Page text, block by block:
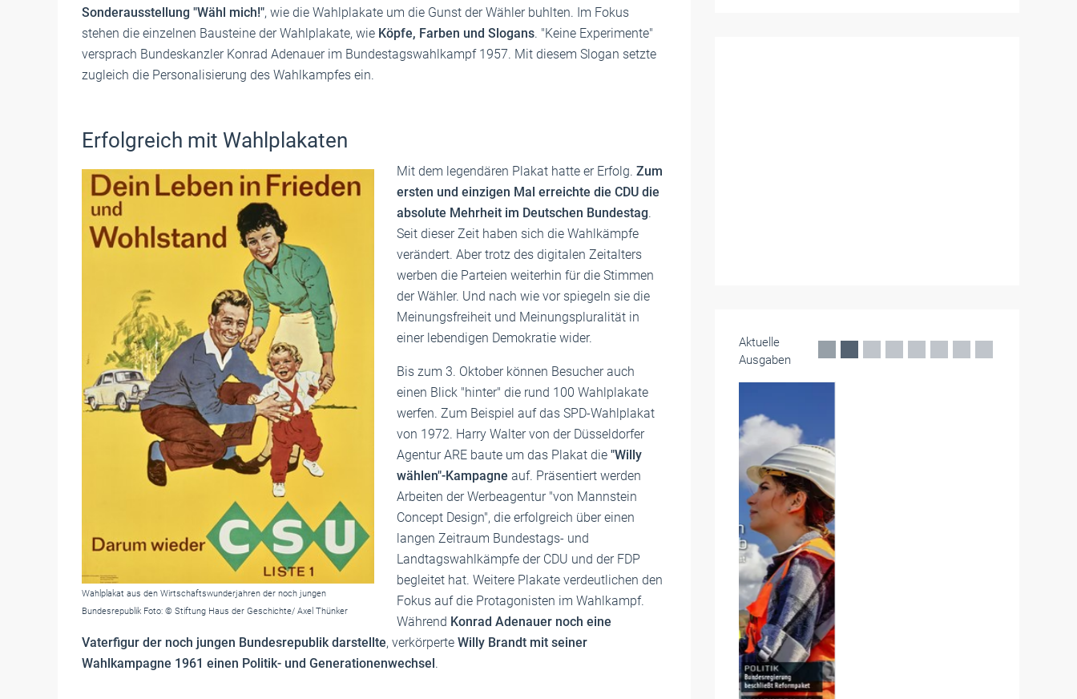
Sonderausstellung "Wähl mich!", wie die Wahlplakate um die Gunst der Wähler buhlten. Im Fokus
stehen die einzelnen Bausteine der Wahlplakate, wie Köpfe, Farben und Slogans. "Keine Experimente"
versprach Bundeskanzler Konrad Adenauer im Bundestagswahlkampf 1957. Mit diesem Slogan setzte
zugleich die Personalisierung des Wahlkampfes ein.
Erfolgreich mit Wahlplakaten
Wahlplakat aus den Wirtschaftswunderjahren der noch jungen
Bundesrepublik Foto: © Stiftung Haus der Geschichte/ Axel Thünker
Mit dem legendären Plakat hatte er Erfolg. Zum
ersten und einzigen Mal erreichte die CDU die
absolute Mehrheit im Deutschen Bundestag.
Seit dieser Zeit haben sich die Wahlkämpfe
verändert. Aber trotz des digitalen Zeitalters
werben die Parteien weiterhin für die Stimmen
der Wähler. Und nach wie vor spiegeln sie die
Meinungsfreiheit und Meinungspluralität in
einer lebendigen Demokratie wider.
Bis zum 3. Oktober können Besucher auch
einen Blick "hinter" die rund 100 Wahlplakate
werfen. Zum Beispiel auf das SPD-Wahlplakat
von 1972. Harry Walter von der Düsseldorfer
Agentur ARE baute um das Plakat die "Willy
wählen"-Kampagne auf. Präsentiert werden
Arbeiten der Werbeagentur "von Mannstein
Concept Design", die erfolgreich über einen
langen Zeitraum Bundestags- und
Landtagswahlkämpfe der CDU und der FDP
begleitet hat. Weitere Plakate verdeutlichen den
Fokus auf die Protagonisten im Wahlkampf.
Während Konrad Adenauer noch eine
Vaterfigur der noch jungen Bundesrepublik darstellte, verkörperte Willy Brandt mit seiner
Wahlkampagne 1961 einen Politik- und Generationenwechsel.
Aktuelle
Ausgaben